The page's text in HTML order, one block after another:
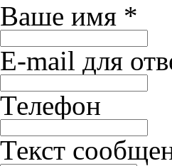
Ваше имя *
E-mail для
Телефон
Текст